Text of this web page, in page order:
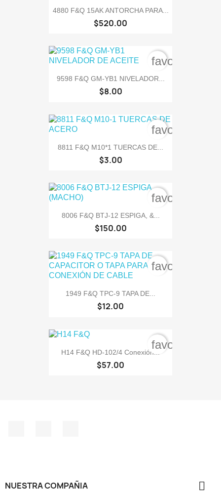
4880 F&Q 15AK ANTORCHA PARA...
$520.00
9598 F&Q GM-YB1 NIVELADOR...
$8.00
8811 F&Q M10*1 TUERCAS DE...
$3.00
8006 F&Q BTJ-12 ESPIGA, &...
$150.00
1949 F&Q TPC-9 TAPA DE...
$12.00
H14 F&Q HD-102/4 Conexión...
$57.00
NUESTRA COMPAÑIA 